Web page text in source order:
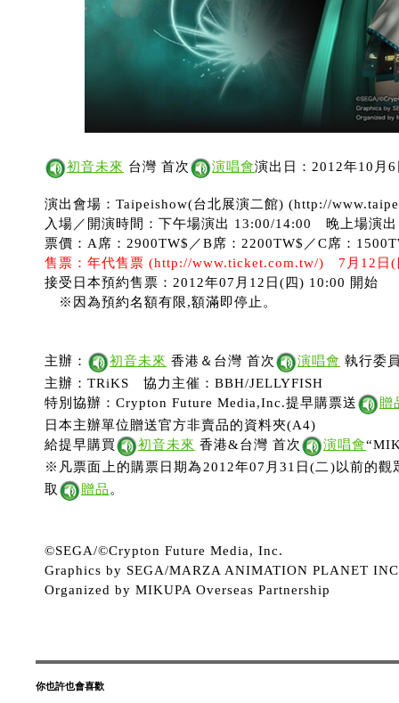
初音未來 台灣 首次 演唱會演出日：2012年10月
演出會場：Taipeishow(台北展演二館) (http://
入場／開演時間：下午場演出 13:00/14:00 晚上場演
票價：A席：2900TW$／B席：2200TW$／C席：
售票：年代售票 (http://www.ticket.com.tw/) 7月12日(
接受日本預約售票：2012年07月12日(四) 10:00 開始
※因為預約名額有限,額滿即停止。
主辦： 初音未來 香港＆台灣 首次 演唱會 執行委
主辦：TRiKS 協力主催：BBH/JELLYFISH
特別協辦：Crypton Future Media,Inc.提早購票送
贈
日本主辦單位贈送官方非賣品的資料夾(A4)
給提早購買
初音未來 香港&台灣 首次 演唱會
※凡票面上的購票日期為2012年07月31日(二)以前的觀
取
贈品 。
©SEGA/©Crypton Future Media, Inc.
Graphics by SEGA/MARZA ANIMATION PLANET
Organized by MIKUPA Overseas Partnership
你也許也會喜歡